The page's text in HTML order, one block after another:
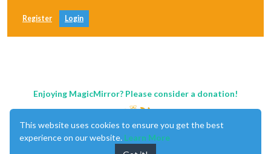
Register Login
Enjoying MagicMirror? Please consider a donation!
This website uses cookies to ensure you get the best
experience on our website. Learn More